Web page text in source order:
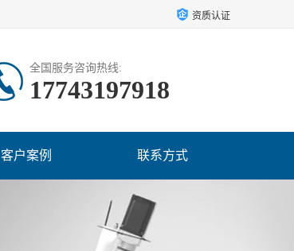
资质认证
全国服务咨询热线:
17743197918
客户案例 联系方式